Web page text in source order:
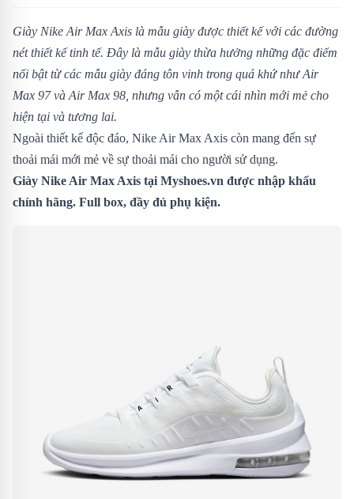
Giày Nike Air Max Axis là mẫu giày được thiết kế với các đường
nét thiết kế tinh tế. Đây là mẫu giày thừa hưởng những đặc điểm
nổi bật từ các mẫu giày đáng tôn vinh trong quá khứ như Air
Max 97 và Air Max 98, nhưng vẫn có một cái nhìn mới mẻ cho
hiện tại và tương lai.
Ngoài thiết kế độc đáo, Nike Air Max Axis còn mang đến sự
thoải mái mới mẻ về sự thoải mái cho người sử dụng.
Giày Nike Air Max Axis tại Myshoes.vn được nhập khẩu
chính hãng. Full box, đầy đủ phụ kiện.